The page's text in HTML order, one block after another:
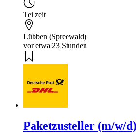
Teilzeit
Lübben (Spreewald)
vor etwa 23 Stunden
Paketzusteller (m/w/d)